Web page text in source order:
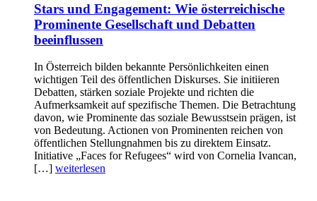
Stars und Engagement: Wie österreichische
Prominente Gesellschaft und Debatten
beeinflussen
In Österreich bilden bekannte Persönlichkeiten einen
wichtigen Teil des öffentlichen Diskurses. Sie initiieren
Debatten, stärken soziale Projekte und richten die
Aufmerksamkeit auf spezifische Themen. Die Betrachtung
davon, wie Prominente das soziale Bewusstsein prägen, ist
von Bedeutung. Actionen von Prominenten reichen von
öffentlichen Stellungnahmen bis zu direktem Einsatz.
Initiative „Faces for Refugees“ wird von Cornelia Ivancan,
[…] weiterlesen